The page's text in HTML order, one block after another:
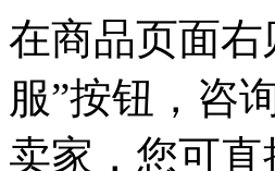
在商品页面
服”按钮，咨
卖家，您可